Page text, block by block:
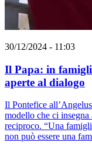
30/12/2024 - 11:03
Il Papa: in
aperte al dialogo
Il Pontefice
modello che ci insegna
reciproco. “Una
non può essere una